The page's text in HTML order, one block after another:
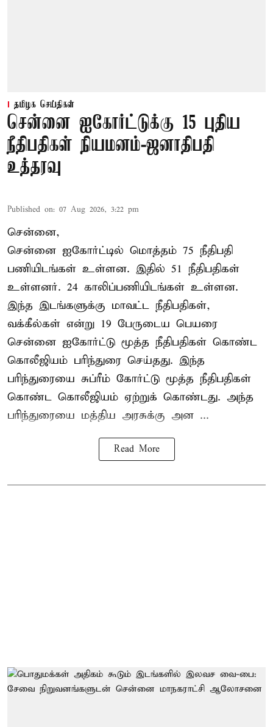
தமிழக செய்திகள்
சென்னை ஐகோர்ட்டுக்கு 15 புதிய
நீதிபதிகள் நியமனம்-ஜனாதிபதி
உத்தரவு
Published on: 07 Aug 2026, 3:22 pm
சென்னை,
சென்னை ஐகோர்ட்டில் மொத்தம் 75 நீதிபதி
பணியிடங்கள் உள்ளன. இதில் 51 நீதிபதிகள்
உள்ளனர். 24 காலிப்பணியிடங்கள் உள்ளன.
இந்த இடங்களுக்கு மாவட்ட நீதிபதிகள்,
வக்கீல்கள் என்று 19 பேருடைய பெயரை
சென்னை ஐகோர்ட்டு மூத்த நீதிபதிகள் கொண்ட
கொலீஜியம் பரிந்துரை செய்தது. இந்த
பரிந்துரையை சுப்ரீம் கோர்ட்டு மூத்த நீதிபதிகள்
கொண்ட கொலீஜியம் ஏற்றுக் கொண்டது. அந்த
பரிந்துரையை மத்திய அரசுக்கு அன ...
Read More